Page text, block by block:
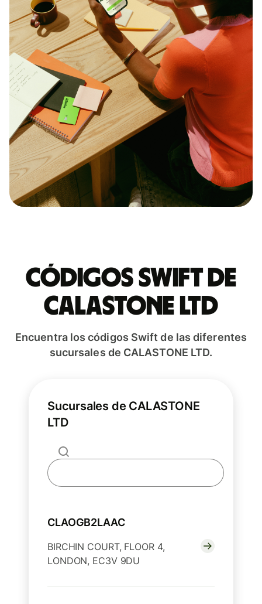
Códigos Swift de
CALASTONE LTD
Encuentra los códigos Swift de las diferentes
sucursales de CALASTONE LTD.
Sucursales de CALASTONE
LTD
CLAOGB2LAAC
BIRCHIN COURT, FLOOR 4,
LONDON, EC3V 9DU